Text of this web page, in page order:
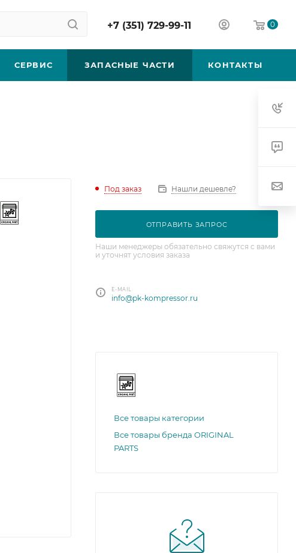
+7 (351) 729-99-11 0
СЕРВИС ЗАПАСНЫЕ ЧАСТИ КОНТАКТЫ
Под заказ Нашли дешевле?
ОТПРАВИТЬ ЗАПРОС
Наши менеджеры обязательно свяжутся с вами
и уточнят условия заказа
E-MAIL
info@pk-kompressor.ru
Все товары категории
Все товары бренда ORIGINAL
PARTS